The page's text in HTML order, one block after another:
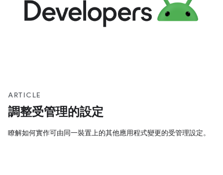
ARTICLE
調整受管理的設定
瞭解如何實作可由同一裝置上的其他應用程式變更的受管理設定。